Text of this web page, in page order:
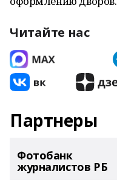
Читайте нас
Партнеры
Фотобанк
журналистов РБ